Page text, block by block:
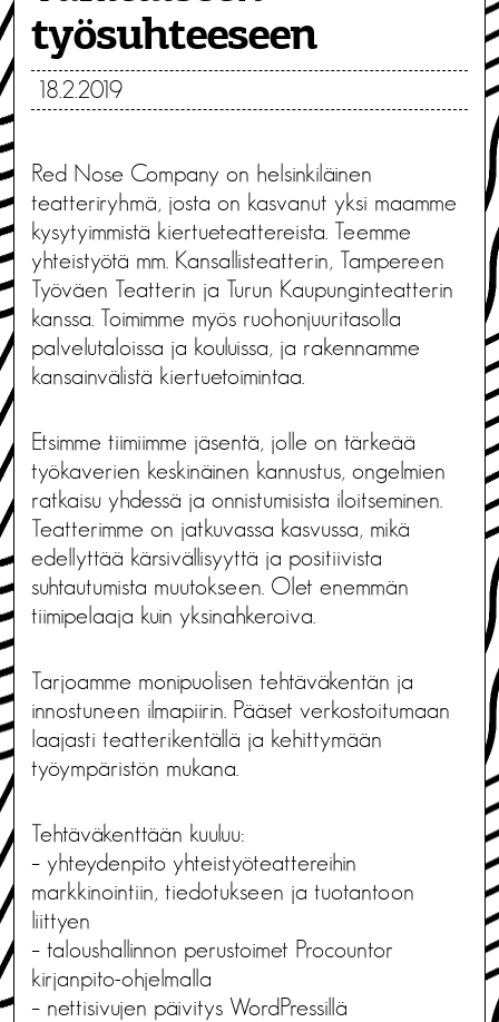
työsuhteeseen
18.2.2019
Red Nose Company on helsinkiläinen
teatteriryhmä, josta on kasvanut yksi maamme
kysytyimmistä kiertueteattereista. Teemme
yhteistyötä mm. Kansallisteatterin, Tampereen
Työväen Teatterin ja Turun Kaupunginteatterin
kanssa. Toimimme myös ruohonjuuritasolla
palvelutaloissa ja kouluissa, ja rakennamme
kansainvälistä kiertuetoimintaa.
Etsimme tiimiimme jäsentä, jolle on tärkeää
työkaverien keskinäinen kannustus, ongelmien
ratkaisu yhdessä ja onnistumisista iloitseminen.
Teatterimme on jatkuvassa kasvussa, mikä
edellyttää kärsivällisyyttä ja positiivista
suhtautumista muutokseen. Olet enemmän
tiimipelaaja kuin yksinahkeroiva.
Tarjoamme monipuolisen tehtäväkentän ja
innostuneen ilmapiirin. Pääset verkostoitumaan
laajasti teatterikentällä ja kehittymään
työympäristön mukana.
Tehtäväkenttään kuuluu:
– yhteydenpito yhteistyöteattereihin
markkinointiin, tiedotukseen ja tuotantoon
liittyen
– taloushallinnon perustoimet Procountor
kirjanpito-ohjelmalla
– nettisivujen päivitys WordPressillä